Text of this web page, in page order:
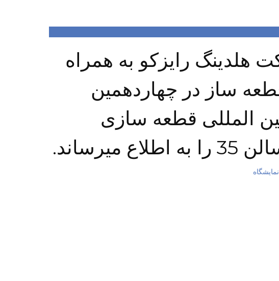
هلدینگ رایزکو به همراه
ساز در چهاردهمین
المللی قطعه سازی
می­رساند.
نمایشگاه